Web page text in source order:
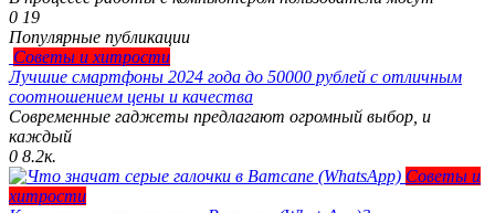
0 19
Популярные публикации
Советы и хитрости
Лучшие смартфоны 2024 года до 50000 рублей с отличным
соотношением цены и качества
Современные гаджеты предлагают огромный выбор, и
каждый
0 8.2к.
Советы и
хитрости